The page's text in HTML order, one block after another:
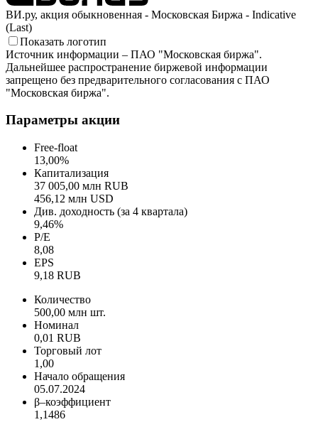
ВИ.ру, акция обыкновенная - Московская Биржа - Indicative
(Last)
Показать логотип
Источник информации – ПАО "Московская биржа".
Дальнейшее распространение биржевой информации
запрещено без предварительного согласования с ПАО
"Московская биржа".
Параметры акции
Free-float
13,00%
Капитализация
37 005,00 млн RUB
456,12 млн USD
Див. доходность (за 4 квартала)
9,46%
P/E
8,08
EPS
9,18 RUB
Количество
500,00 млн шт.
Номинал
0,01 RUB
Торговый лот
1,00
Начало обращения
05.07.2024
β–коэффициент
1,1486